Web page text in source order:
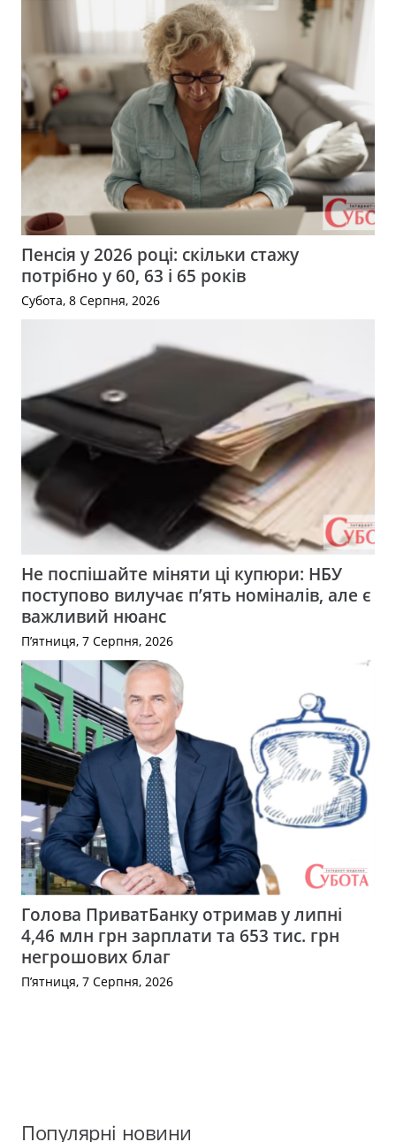
Пенсія у 2026 році: скільки стажу
потрібно у 60, 63 і 65 років
Субота, 8 Серпня, 2026
Не поспішайте міняти ці купюри: НБУ
поступово вилучає п’ять номіналів, але є
важливий нюанс
П’ятниця, 7 Серпня, 2026
Голова ПриватБанку отримав у липні
4,46 млн грн зарплати та 653 тис. грн
негрошових благ
П’ятниця, 7 Серпня, 2026
Популярні новини